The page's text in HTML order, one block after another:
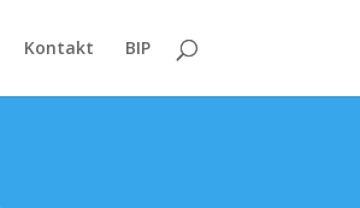
Kontakt BIP